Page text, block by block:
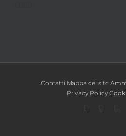
Contatti Mappa del sito
Privacy Policy
Facebook
Twitter